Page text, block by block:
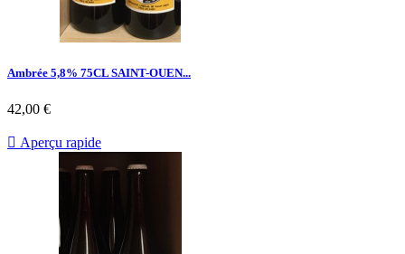
Ambrée 5,8% 75CL SAINT-OUEN...
42,00 €
 Aperçu rapide